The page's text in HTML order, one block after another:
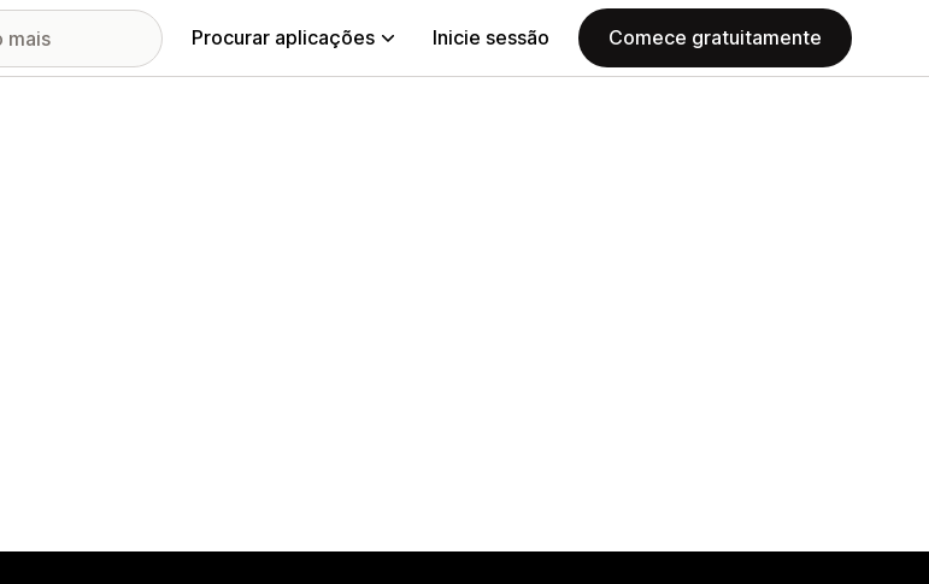
Procurar aplicações Inicie sessão Comece gratuitamente